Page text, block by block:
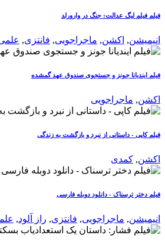
فیلم فيلم لیگ عدالت: جنگ در وارورلد
انیمیشن, اکشن, ماجراجویی, فانتزی,
فیلم ایندیانا جونز و جستجوی صندوق عهد گمشده
اکشن, ماجراجویی
فیلم کاپی - داستانی از نبرد و بازگشت به زندگی
اکشن, کمدی
فیلم دختر ترسناک - دانلود دوبله فارسی
انیمیشن, ماجراجویی, فانتزی, راز آلود,